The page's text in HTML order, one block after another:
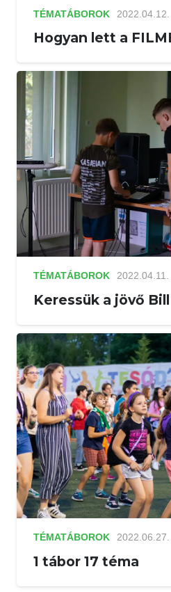
TÉMATÁBOROK 2022.04.12.
Hogyan lett a
TÉMATÁBOROK 2022.04.11.
Keressük a jövő
TÉMATÁBOROK 2022.06.27.
1 tábor 17 téma